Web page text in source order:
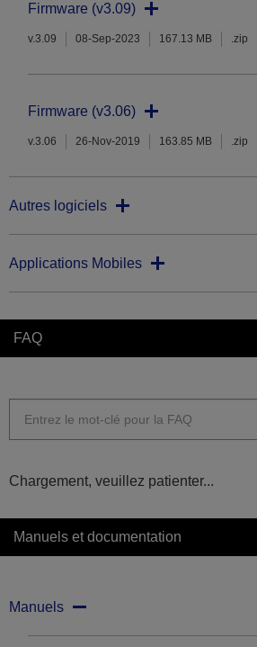
Firmware (v3.09)
v.3.09 08-Sep-2023 167.13 MB .zip
Firmware (v3.06)
v.3.06 26-Nov-2019 163.85 MB .zip
Autres logiciels
Applications Mobiles
FAQ
Chargement, veuillez patienter...
Manuels et documentation
Manuels